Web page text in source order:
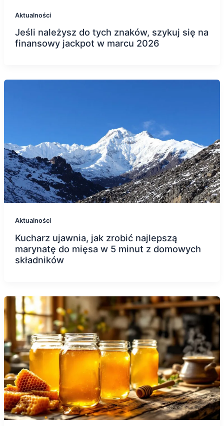
Aktualności
Jeśli należysz do tych znaków, szykuj się na
finansowy jackpot w marcu 2026
Aktualności
Kucharz ujawnia, jak zrobić najlepszą
marynatę do mięsa w 5 minut z domowych
składników